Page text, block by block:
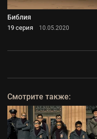
Библия
19 серия 10.05.2020
Смотрите также: